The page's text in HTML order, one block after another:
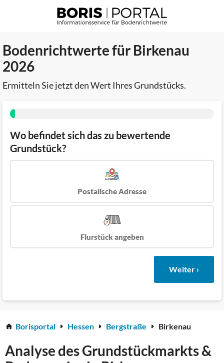
Bodenrichtwerte für Birkenau
2026
Ermitteln Sie jetzt den Wert Ihres Grundstücks.
Wo befindet sich das zu bewertende
Grundstück?
Postalische Adresse
Flurstück angeben
Weiter ›
Borisportal Hessen Bergstraße Birkenau
Analyse des Grundstückmarkts &